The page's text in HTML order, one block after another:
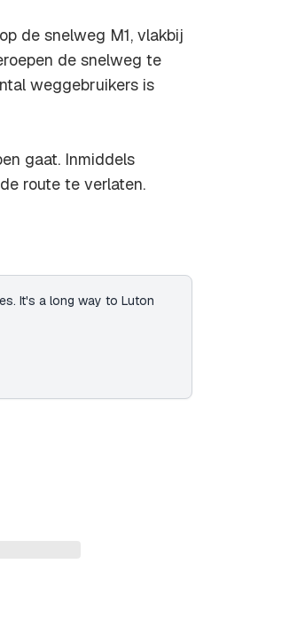
de snelweg M1, vlakbij
de snelweg te
weggebruikers is
gaat. Inmiddels
route te verlaten.
It's a long way to Luton